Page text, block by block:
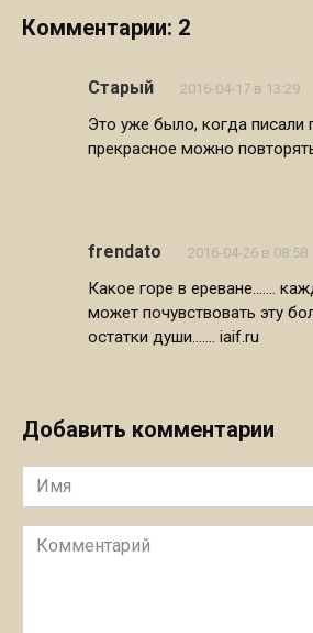
Комментарии: 2
Старый 2016-04-17 в 13:29
Это уже было, когда писали
прекрасное можно
frendato 2016-04-26 в 08:58
Какое горе в ереване…….
может почувствовать эту
остатки души……. iaif.ru
Добавить комментарии
Имя
Комментарий